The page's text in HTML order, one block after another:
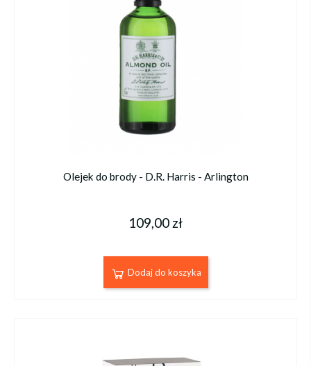
Olejek do brody - D.R. Harris - Arlington
109,00 zł
Dodaj do koszyka